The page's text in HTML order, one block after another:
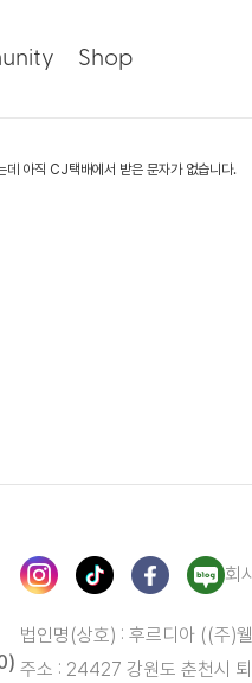
Shop
데 아직 CJ택배에서 받은 문자가 없습니다.
회
법인명(상호) : 후르디아 ((
주소 : 24427 강원도 춘천시